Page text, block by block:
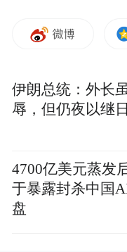
在中国共产党领
的科学家个人和
能的示范性场所
自中国科协等7
学家精神教育基
以来，湖北省
厅、省科技厅、
伊朗总统：外长
辱，但仍夜以继
4700亿美元蒸发
于暴露封杀中国
盘